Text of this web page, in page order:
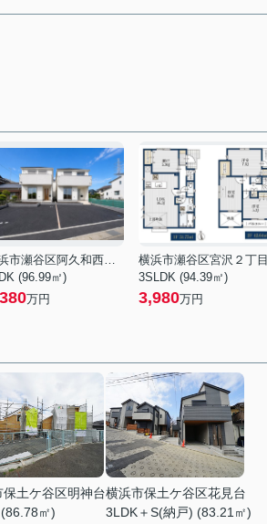
横浜市瀬谷区阿久和西４丁目
(96.99㎡)
万円
横浜市瀬谷区宮沢２丁目
3SLDK (94.39㎡)
3,980万円
保土ケ谷区明神台
㎡)
横浜市保土ケ谷区花見台
3LDK＋S(納戸) (83.21㎡)